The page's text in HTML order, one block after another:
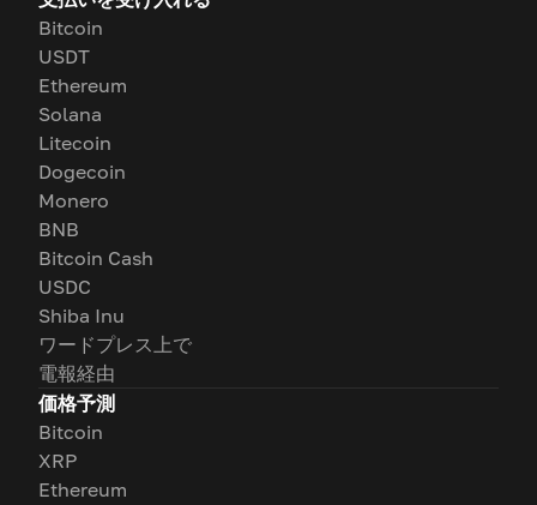
Bitcoin
USDT
Ethereum
Solana
Litecoin
Dogecoin
Monero
BNB
Bitcoin Cash
USDC
Shiba Inu
ワードプレス上で
電報経由
価格予測
Bitcoin
XRP
Ethereum